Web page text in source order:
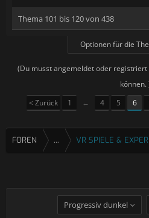
Thema 101 bis 120 von 438
Optionen für die
(Du musst angemeldet oder
können.
< Zurück
1 ← 4 5 6
FOREN ... VR SPIELE &
Progressiv dunkel